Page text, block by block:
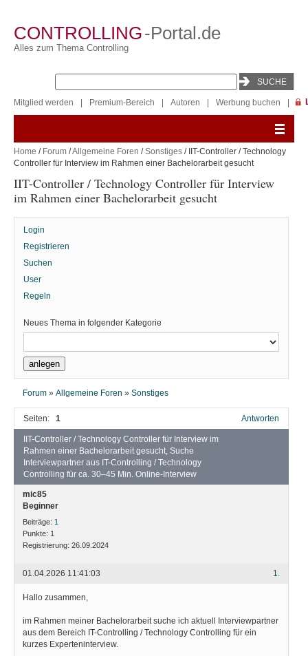
CONTROLLING-Portal.de
Alles zum Thema Controlling
Mitglied werden Premium-Bereich Autoren Werbung buchen
Home / Forum /Allgemeine Foren /Sonstiges / IIT-Controller / Technology
Controller für Interview im Rahmen einer Bachelorarbeit gesucht
IIT-Controller / Technology Controller für Interview
im Rahmen einer Bachelorarbeit gesucht
Login
Registrieren
Suchen
User
Regeln
Neues Thema in folgender Kategorie
Forum »Allgemeine Foren »Sonstiges
Seiten: 1 Antworten
IIT-Controller / Technology Controller für Interview im
Rahmen einer Bachelorarbeit gesucht, Suche
Interviewpartner aus IT-Controlling / Technology
Controlling für ca. 30–45 Min. Online-Interview
mic85
Beginner
Beiträge: 1
Punkte: 1
Registrierung: 26.09.2024
1.
01.04.2026 11:41:03
Hallo zusammen,
im Rahmen meiner Bachelorarbeit suche ich aktuell Interviewpartner
aus dem Bereich IT-Controlling / Technology Controlling für ein
kurzes Experteninterview.